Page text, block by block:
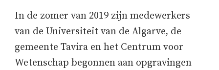
In de zomer van 2019 zijn medewerkers
van de Universiteit van de Algarve, de
gemeente Tavira en het Centrum voor
Wetenschap begonnen aan opgravingen